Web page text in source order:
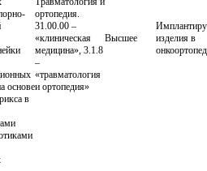
основе
в
ортопедия.
31.00.00 –
«клиническая
медицина», 3.1.8
–
«травматология
и ортопедия»
Высшее
изделия в